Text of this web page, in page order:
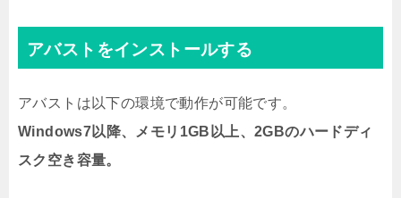
アバストをインストールする
アバストは以下の環境で動作が可能です。
Windows7以降、メモリ1GB以上、2GBのハードディ
スク空き容量。